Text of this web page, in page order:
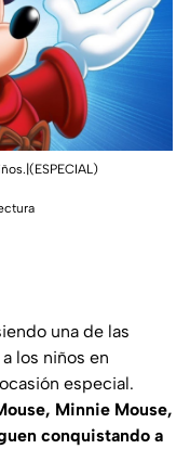
una de las
los niños en
especial.
Minnie Mouse,
conquistando a